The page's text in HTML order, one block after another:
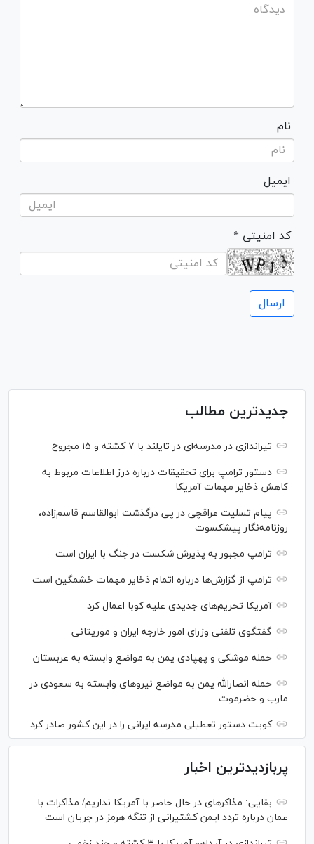
نام
ایمیل
* کد امنیتی
جدیدترین مطالب
تیراندازی در مدرسه‌ای در تایلند با ۷ کشته و ۱۵ مجروح
دستور ترامپ برای تحقیقات درباره درز اطلاعات مربوط به
کاهش ذخایر مهمات آمریکا
پیام تسلیت عراقچی در پی درگذشت ابوالقاسم قاسم‌زاده،
روزنامه‌نگار پیشکسوت
ترامپ مجبور به پذیرش شکست در جنگ با ایران است
ترامپ از گزارش‌ها درباره اتمام ذخایر مهمات خشمگین است
آمریکا تحریم‌های جدیدی علیه کوبا اعمال کرد
گفتگوی تلفنی وزرای امور خارجه ایران و موریتانی
حمله موشکی و پهپادی یمن به مواضع وابسته به عربستان
حمله انصارالله یمن به مواضع نیرو‌های وابسته به سعودی در
مارب و حضرموت
کویت دستور تعطیلی مدرسه ایرانی را در این کشور صادر کرد
پربازدیدترین اخبار
بقایی: مذاکره‎ای در حال حاضر با آمریکا نداریم/ مذاکرات با
عمان درباره تردد ایمن کشتیرانی از تنگه هرمز در جریان است